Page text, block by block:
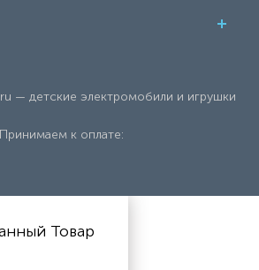
— детские электромобили и игрушки
Принимаем к оплате:
Товар